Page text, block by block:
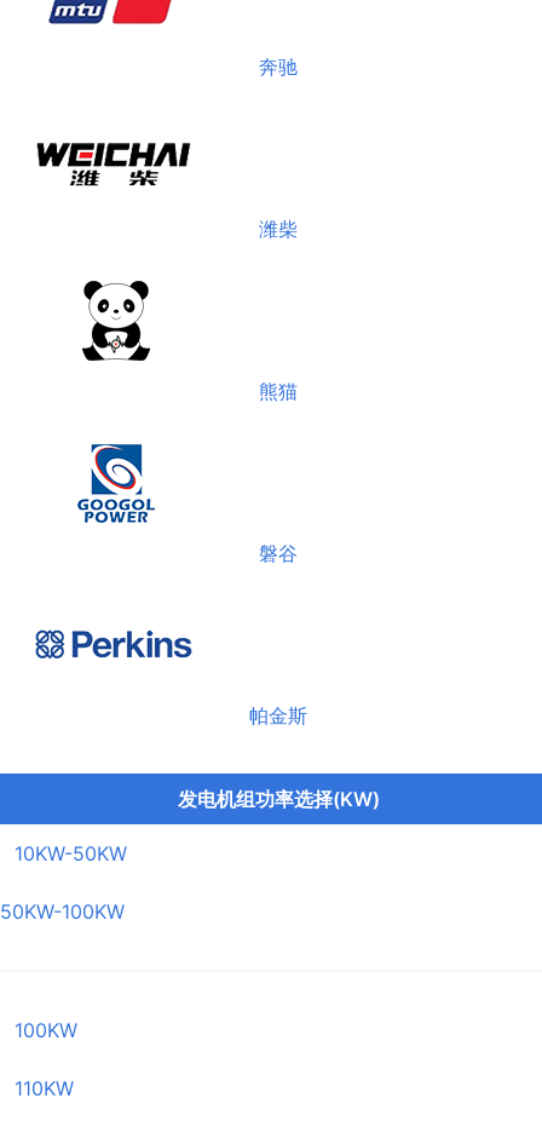
奔驰
潍柴
熊猫
磐谷
帕金斯
发电机组功率选择(KW)
10KW-50KW
50KW-100KW
100KW
110KW